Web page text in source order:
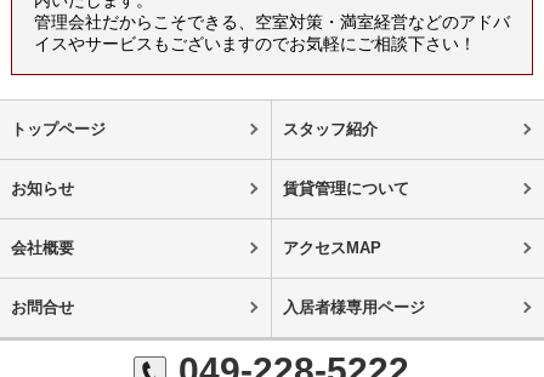
管理会社だからこそできる、空室対策・満室経営などのアドバ
イスやサービスもございますのでお気軽にご相談下さい！
トップページ スタッフ紹介
お知らせ 賃貸管理について
会社概要 アクセスMAP
お問合せ 入居者様専用ページ